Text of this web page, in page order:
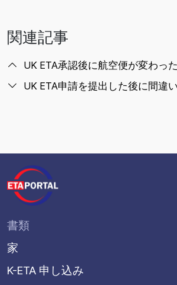
関連記事
UK ETA承認後に航空便が変わった場合は
UK ETA申請を提出した後に間違い
書類
家
K-ETA 申し込み